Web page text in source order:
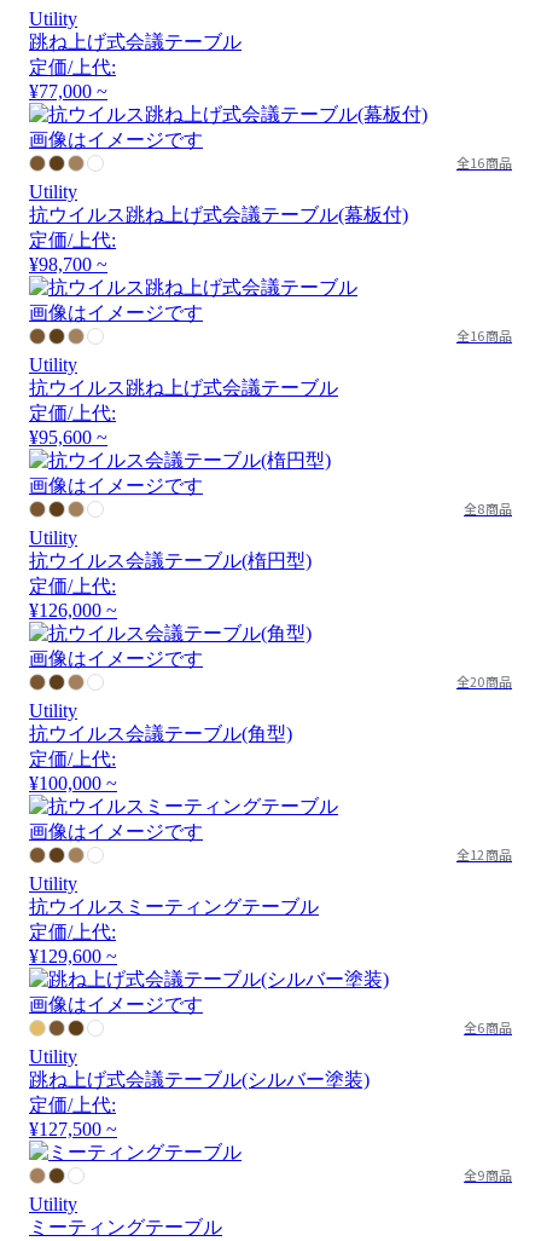
Utility
跳ね上げ式会議テーブル
定価/上代:
¥77,000 ~
画像はイメージです
全16商品
Utility
抗ウイルス跳ね上げ式会議テーブル(幕板付)
定価/上代:
¥98,700 ~
画像はイメージです
全16商品
Utility
抗ウイルス跳ね上げ式会議テーブル
定価/上代:
¥95,600 ~
画像はイメージです
全8商品
Utility
抗ウイルス会議テーブル(楕円型)
定価/上代:
¥126,000 ~
画像はイメージです
全20商品
Utility
抗ウイルス会議テーブル(角型)
定価/上代:
¥100,000 ~
画像はイメージです
全12商品
Utility
抗ウイルスミーティングテーブル
定価/上代:
¥129,600 ~
画像はイメージです
全6商品
Utility
跳ね上げ式会議テーブル(シルバー塗装)
定価/上代:
¥127,500 ~
全9商品
Utility
ミーティングテーブル